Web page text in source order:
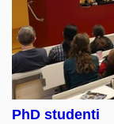
PhD studenti